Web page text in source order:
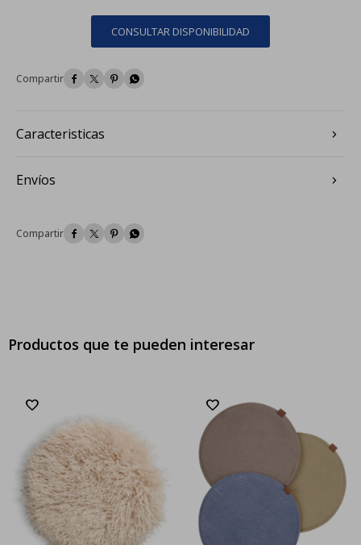
CONSULTAR DISPONIBILIDAD
   
Caracteristicas
Envíos
   
Productos que te pueden interesar